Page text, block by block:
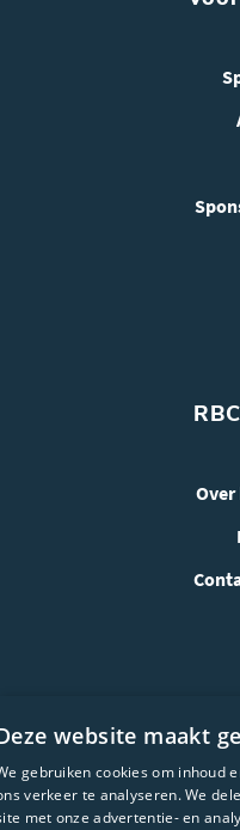
website maakt
gebruiken cookies om inhoud
verkeer te analyseren. We
met onze advertentie- en